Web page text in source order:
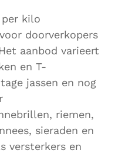
kilo
doorverkopers
aanbod varieert
en T-
jassen en nog
riemen,
sieraden en
versterkers en